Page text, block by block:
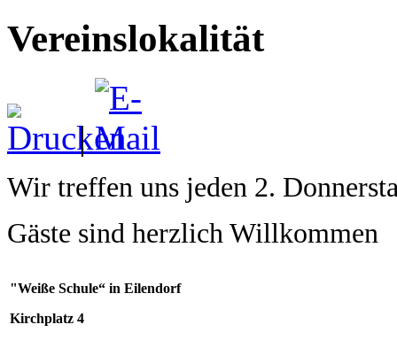
Vereinslokalität
|
Wir treffen uns jeden 2.
Gäste sind herzlich Willkommen
"Weiße Schule“ in Eilendorf
Kirchplatz 4